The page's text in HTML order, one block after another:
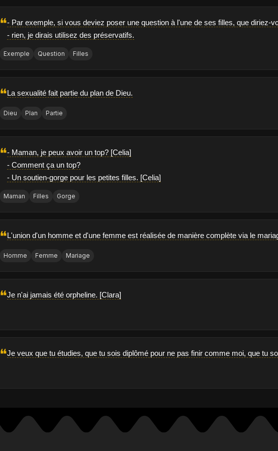
❝- Par exemple, si vous deviez poser une question à l'une de ses filles, que diriez-
- rien, je dirais utilisez des préservatifs.
Exemple Question Filles
❝La sexualité fait partie du plan de Dieu.
Dieu Plan Partie
❝- Maman, je peux avoir un top? [Celia]
- Comment ça un top?
- Un soutien-gorge pour les petites filles. [Celia]
Maman Filles Gorge
❝L'union d'un homme et d'une femme est réalisée de manière complète via le
Homme Femme Mariage
❝Je n'ai jamais été orpheline. [Clara]
❝Je veux que tu étudies, que tu sois diplômé pour ne pas finir comme moi, que tu